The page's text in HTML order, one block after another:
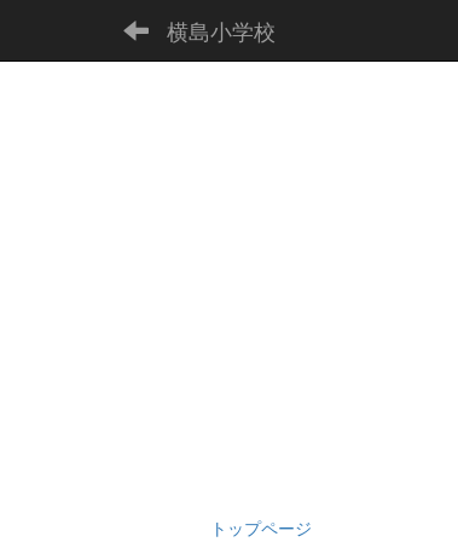
横島小学校
トップページ